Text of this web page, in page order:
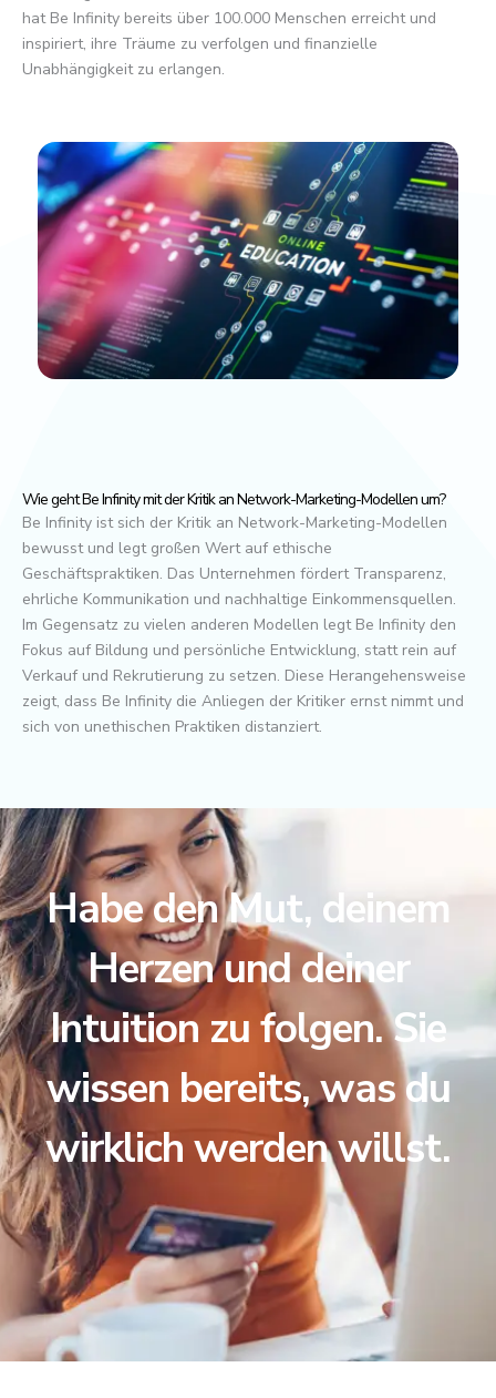
hat Be Infinity bereits über 100.000 Menschen erreicht und
inspiriert, ihre Träume zu verfolgen und finanzielle
Unabhängigkeit zu erlangen.
Wie geht Be Infinity mit der Kritik an Network-Marketing-Modellen um?
Be Infinity ist sich der Kritik an Network-Marketing-Modellen
bewusst und legt großen Wert auf ethische
Geschäftspraktiken. Das Unternehmen fördert Transparenz,
ehrliche Kommunikation und nachhaltige Einkommensquellen.
Im Gegensatz zu vielen anderen Modellen legt Be Infinity den
Fokus auf Bildung und persönliche Entwicklung, statt rein auf
Verkauf und Rekrutierung zu setzen. Diese Herangehensweise
zeigt, dass Be Infinity die Anliegen der Kritiker ernst nimmt und
sich von unethischen Praktiken distanziert.
Habe den Mut, deinem
Herzen und deiner
Intuition zu folgen. Sie
wissen bereits, was du
wirklich werden willst.